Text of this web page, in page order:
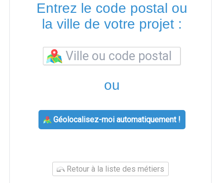
Entrez le code postal ou
la ville de votre projet :
ou
Géolocalisez-moi automatiquement !
Retour à la liste des métiers